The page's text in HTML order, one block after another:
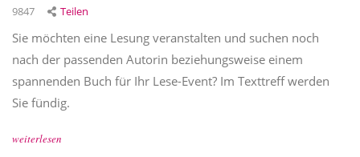
9847
Teilen
Sie möchten eine Lesung veranstalten und suchen noch
nach der passenden Autorin beziehungsweise einem
spannenden Buch für Ihr Lese-Event? Im Texttreff werden
Sie fündig.
weiterlesen